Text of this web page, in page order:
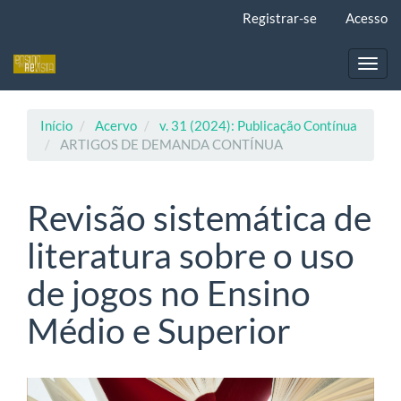
principal
Registrar-se Acesso
Início Acervo
v. 31 (2024): Publicação Contínua
ARTIGOS DE DEMANDA CONTÍNUA
Revisão sistemática de
literatura sobre o uso
de jogos no Ensino
Médio e Superior
Barra